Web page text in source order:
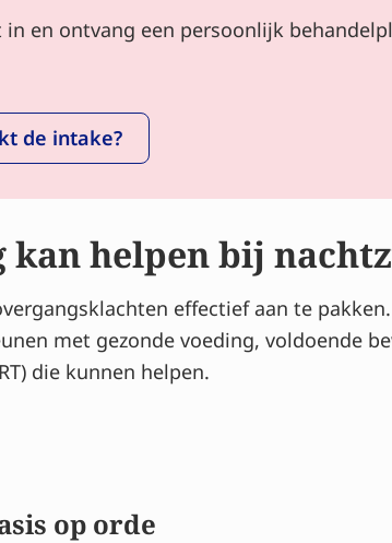
en ontvang een persoonlijk
de intake?
kan helpen bij
effectief aan te
met gezonde voeding, voldoende
die kunnen helpen.
op orde